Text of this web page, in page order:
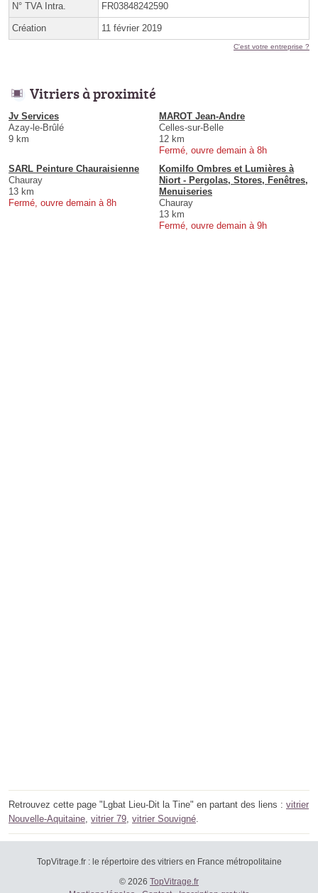
N° TVA Intra. FR03848242590
Création 11 février 2019
C'est votre entreprise ?
Vitriers à proximité
Jv Services
Azay-le-Brûlé
9 km
MAROT Jean-Andre
Celles-sur-Belle
12 km
Fermé, ouvre demain à 8h
SARL Peinture Chauraisienne
Chauray
13 km
Fermé, ouvre demain à 8h
Komilfo Ombres et Lumières à
Niort - Pergolas, Stores, Fenêtres,
Menuiseries
Chauray
13 km
Fermé, ouvre demain à 9h
Retrouvez cette page "Lgbat Lieu-Dit la Tine" en partant des liens : vitrier
Nouvelle-Aquitaine, vitrier 79, vitrier Souvigné.
TopVitrage.fr : le répertoire des vitriers en France métropolitaine
© 2026 TopVitrage.fr